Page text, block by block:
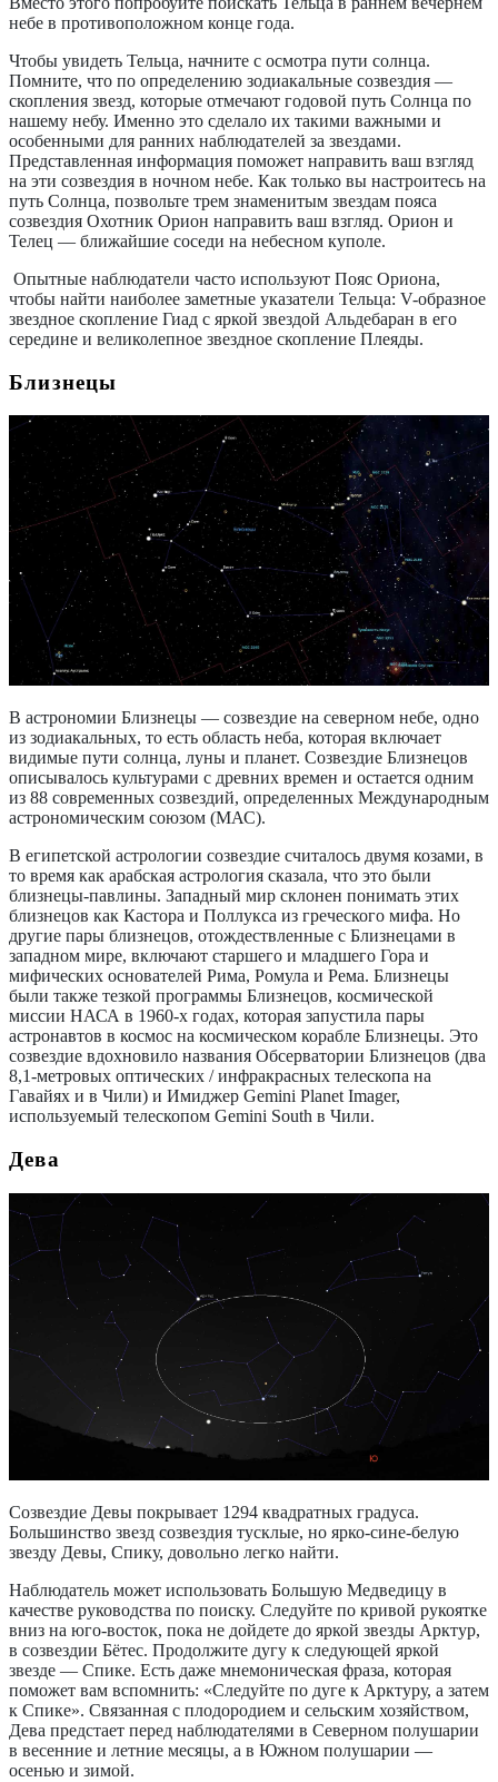
небе в противоположном конце года.
Чтобы увидеть Тельца, начните с осмотра пути солнца.
Помните, что по определению зодиакальные созвездия —
скопления звезд, которые отмечают годовой путь Солнца по
нашему небу. Именно это сделало их такими важными и
особенными для ранних наблюдателей за звездами.
Представленная информация поможет направить ваш взгляд
на эти созвездия в ночном небе. Как только вы настроитесь на
путь Солнца, позвольте трем знаменитым звездам пояса
созвездия Охотник Орион направить ваш взгляд. Орион и
Телец — ближайшие соседи на небесном куполе.
Опытные наблюдатели часто используют Пояс Ориона,
чтобы найти наиболее заметные указатели Тельца: V-образное
звездное скопление Гиад с яркой звездой Альдебаран в его
середине и великолепное звездное скопление Плеяды.
Близнецы
В астрономии Близнецы — созвездие на северном небе, одно
из зодиакальных, то есть область неба, которая включает
видимые пути солнца, луны и планет. Созвездие Близнецов
описывалось культурами с древних времен и остается одним
из 88 современных созвездий, определенных Международным
астрономическим союзом (МАС).
В египетской астрологии созвездие считалось двумя козами, в
то время как арабская астрология сказала, что это были
близнецы-павлины. Западный мир склонен понимать этих
близнецов как Кастора и Поллукса из греческого мифа. Но
другие пары близнецов, отождествленные с Близнецами в
западном мире, включают старшего и младшего Гора и
мифических основателей Рима, Ромула и Рема. Близнецы
были также тезкой программы Близнецов, космической
миссии НАСА в 1960-х годах, которая запустила пары
астронавтов в космос на космическом корабле Близнецы. Это
созвездие вдохновило названия Обсерватории Близнецов (два
8,1-метровых оптических / инфракрасных телескопа на
Гавайях и в Чили) и Имиджер Gemini Planet Imager,
используемый телескопом Gemini South в Чили.
Дева
Созвездие Девы покрывает 1294 квадратных градуса.
Большинство звезд созвездия тусклые, но ярко-сине-белую
звезду Девы, Спику, довольно легко найти.
Наблюдатель может использовать Большую Медведицу в
качестве руководства по поиску. Следуйте по кривой рукоятке
вниз на юго-восток, пока не дойдете до яркой звезды Арктур,
в созвездии Бётес. Продолжите дугу к следующей яркой
звезде — Спике. Есть даже мнемоническая фраза, которая
поможет вам вспомнить: «Следуйте по дуге к Арктуру, а затем
к Спике». Связанная с плодородием и сельским хозяйством,
Дева предстает перед наблюдателями в Северном полушарии
в весенние и летние месяцы, а в Южном полушарии —
осенью и зимой.